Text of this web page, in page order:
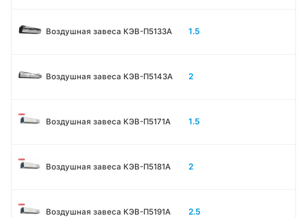
Воздушная завеса КЭВ-П5133A 1.5
Воздушная завеса КЭВ-П5143A 2
Воздушная завеса КЭВ-П5171А 1.5
Воздушная завеса КЭВ-П5181А 2
Воздушная завеса КЭВ-П5191А 2.5